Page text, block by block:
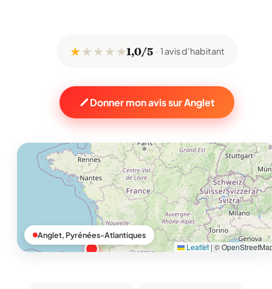
★★ ★ ★ ★1,0/5 1 avis d'habitant
Donner mon avis sur Anglet
Leaflet|©
Anglet, Pyrénées-Atlantiques